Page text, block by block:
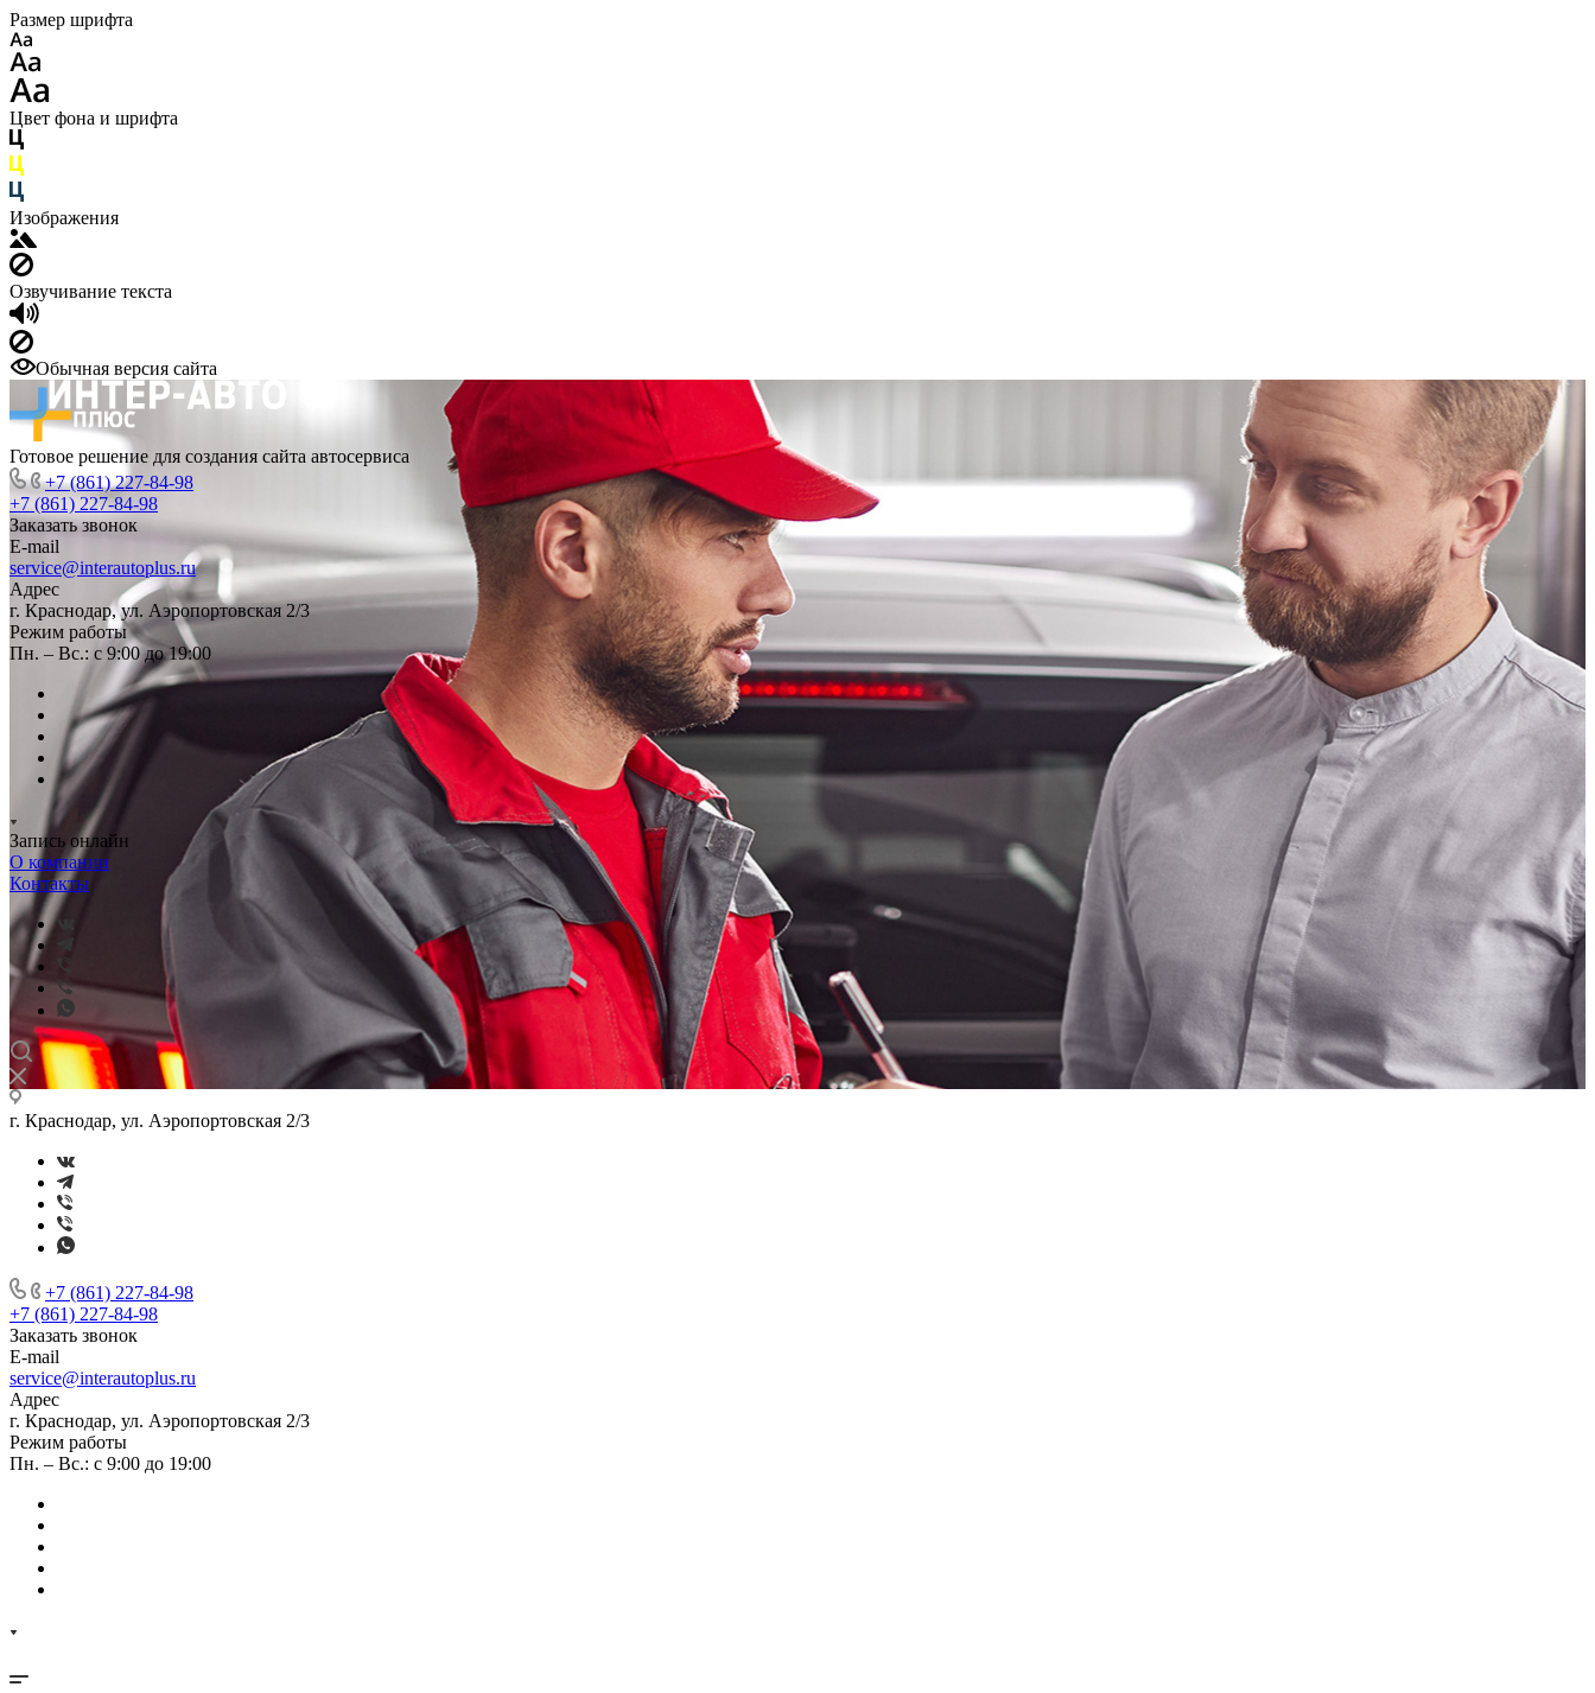
Размер шрифта
Цвет фона и шрифта
Изображения
Озвучивание текста
Обычная версия сайта
Готовое решение для создания сайта автосервиса
+7 (861) 227-84-98
+7 (861) 227-84-98
Заказать звонок
E-mail
service@interautoplus.ru
Адрес
г. Краснодар, ул. Аэропортовская 2/3
Режим работы
Пн. – Вс.: с 9:00 до 19:00
Запись онлайн
О компании
Контакты
г. Краснодар, ул. Аэропортовская 2/3
+7 (861) 227-84-98
+7 (861) 227-84-98
Заказать звонок
E-mail
service@interautoplus.ru
Адрес
г. Краснодар, ул. Аэропортовская 2/3
Режим работы
Пн. – Вс.: с 9:00 до 19:00